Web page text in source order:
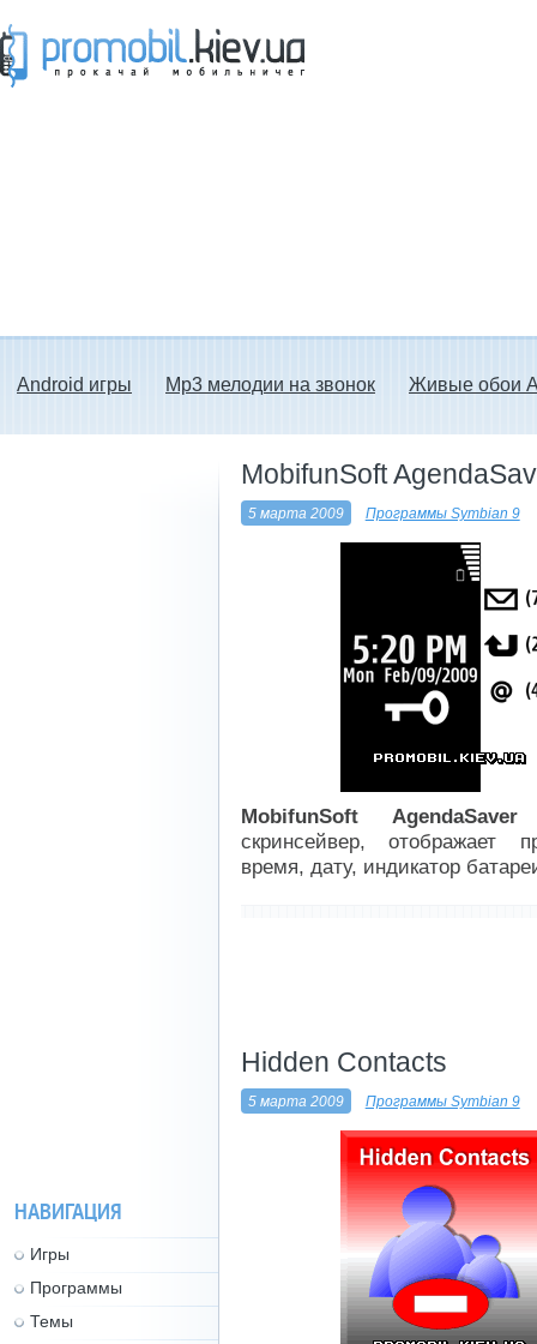
Android игры Mp3 мелодии на звонок Живые обои
MobifunSoft
5 марта 2009 Программы Symbian 9
MobifunSoft
скринсейвер, отображает
время, дату, индикатор
Hidden Contacts
5 марта 2009 Программы Symbian 9
НАВИГАЦИЯ
Игры
Программы
Темы